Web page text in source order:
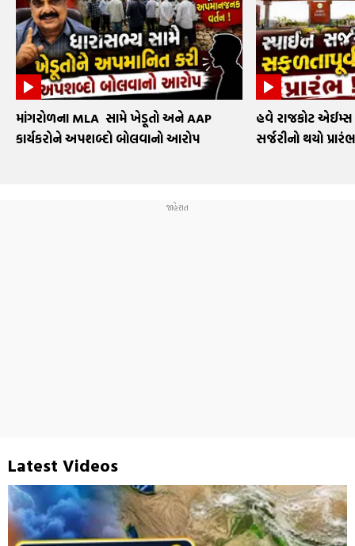
માંગરોળના MLA સામે ખેડૂતો અને AAP
કાર્યકરોને અપશબ્દો બોલવાનો આરોપ
હવે રાજકોટ એઈમ્સ
સર્જરીનો થયો
Latest Videos